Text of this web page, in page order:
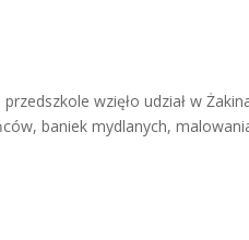
przedszkole wzięło udział w
baniek mydlanych,